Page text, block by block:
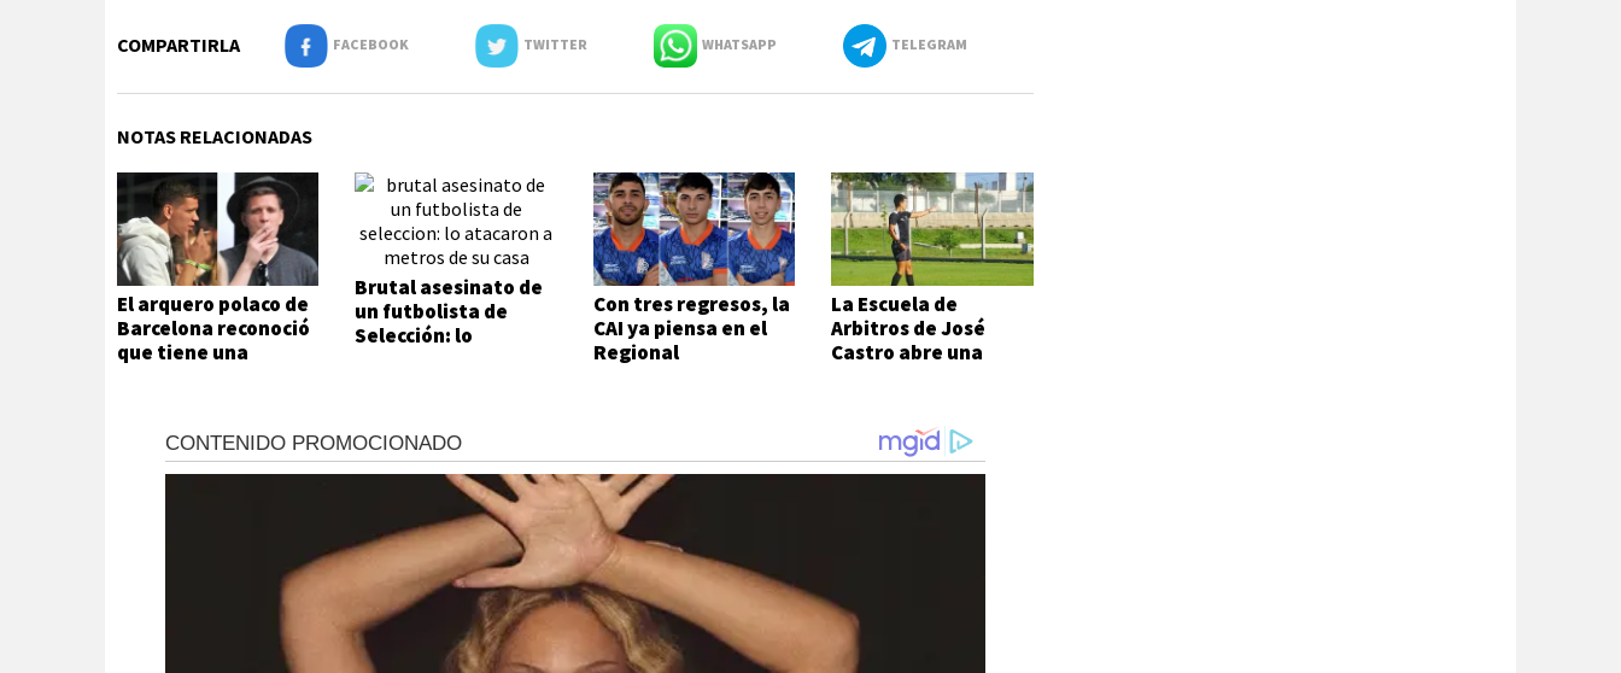
COMPARTIRLA FACEBOOK TWITTER WHATSAPP TELEGRAM
NOTAS RELACIONADAS
El arquero polaco de
Barcelona reconoció
que tiene una
Brutal asesinato de
un futbolista de
Selección: lo
Con tres regresos, la
CAI ya piensa en el
Regional
La Escuela de
Arbitros de José
Castro abre una